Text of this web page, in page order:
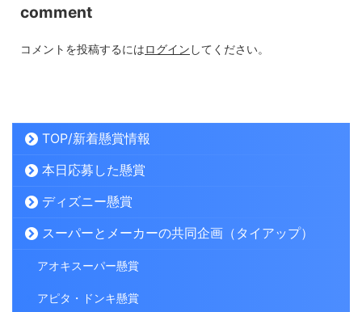
comment
コメントを投稿するにはログイン してください。
TOP/新着懸賞情報
本日応募した懸賞
ディズニー懸賞
スーパーとメーカーの共同企画（タイアップ）
アオキスーパー懸賞
アピタ・ドンキ懸賞